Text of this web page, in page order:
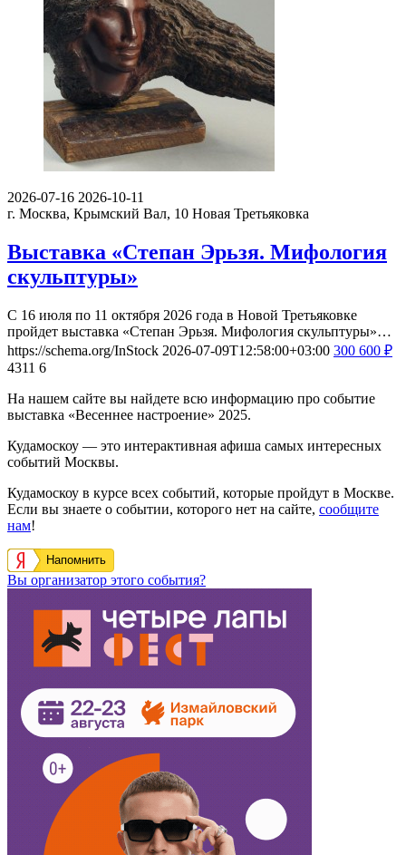
2026-07-16 2026-10-11
г. Москва, Крымский Вал, 10 Новая Третьяковка
Выставка «Степан Эрьзя. Мифология
скульптуры»
С 16 июля по 11 октября 2026 года в Новой Третьяковке
пройдет выставка «Степан Эрьзя. Мифология скульптуры»…
https://schema.org/InStock 2026-07-09T12:58:00+03:00 300 600 ₽
4311 6
На нашем сайте вы найдете всю информацию про событие
выставка «Весеннее настроение» 2025.
Кудамоскоу — это интерактивная афиша самых интересных
событий Москвы.
Кудамоскоу в курсе всех событий, которые пройдут в Москве.
Если вы знаете о событии, которого нет на сайте, сообщите
нам!
Напомнить
Вы организатор этого события?